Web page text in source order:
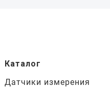
Каталог
Датчики измерения